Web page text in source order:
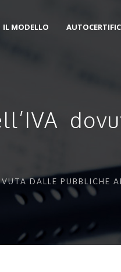
IL MODELLO
DALLE PUBBLICHE